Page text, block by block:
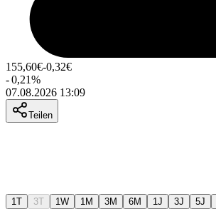
155,60€-0,32€
-0,21%
07.08.2026 13:09
Teilen
1T 3T 1W 1M 3M 6M 1J 3J 5J